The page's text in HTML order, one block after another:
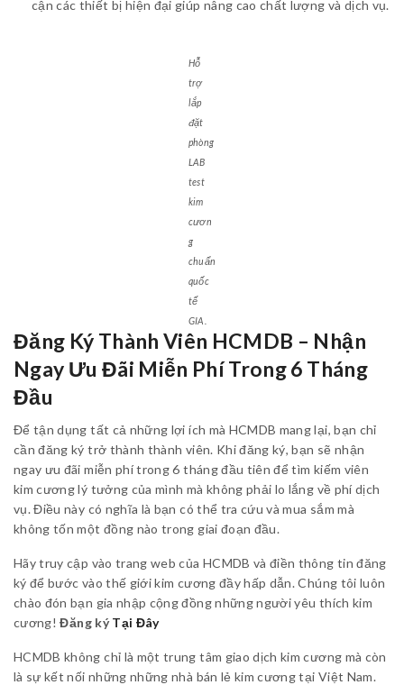
cận các thiết bị hiện đại giúp nâng cao chất lượng và dịch vụ.
Hỗ
trợ
lắp
đặt
phòng
LAB
test
kim
cươn
g
chuẩn
quốc
tế
GIA.
Đăng Ký Thành Viên HCMDB – Nhận
Ngay Ưu Đãi Miễn Phí Trong 6 Tháng
Đầu
Để tận dụng tất cả những lợi ích mà HCMDB mang lại, bạn chỉ
cần đăng ký trở thành thành viên. Khi đăng ký, bạn sẽ nhận
ngay ưu đãi miễn phí trong 6 tháng đầu tiên để tìm kiếm viên
kim cương lý tưởng của mình mà không phải lo lắng về phí dịch
vụ. Điều này có nghĩa là bạn có thể tra cứu và mua sắm mà
không tốn một đồng nào trong giai đoạn đầu.
Hãy truy cập vào trang web của HCMDB và điền thông tin đăng
ký để bước vào thế giới kim cương đầy hấp dẫn. Chúng tôi luôn
chào đón bạn gia nhập cộng đồng những người yêu thích kim
cương!Đăng kýTại Đây
HCMDB không chỉ là một trung tâm giao dịch kim cương mà còn
là sự kết nối những những nhà bán lẻ kim cương tại Việt Nam.